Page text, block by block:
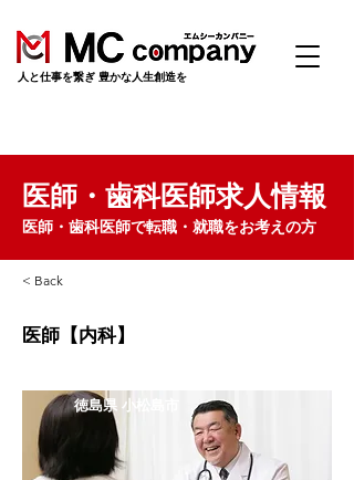
​人と仕事を繋ぎ 豊かな人生創造を
医師・歯科医師求人情報
医師・歯科医師で転職・就職をお考えの方
< Back
医師【内科】
徳島県 小松島市